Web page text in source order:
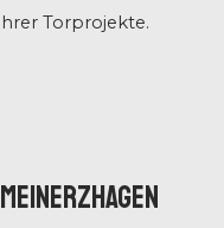
Torprojekte.